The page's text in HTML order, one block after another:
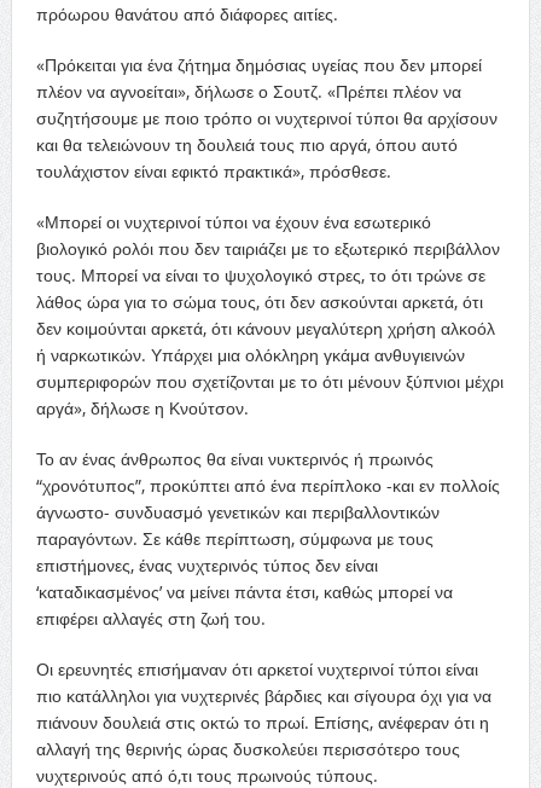
πρόωρου θανάτου από διάφορες αιτίες.
«Πρόκειται για ένα ζήτημα δημόσιας υγείας που δεν μπορεί
πλέον να αγνοείται», δήλωσε ο Σουτζ. «Πρέπει πλέον να
συζητήσουμε με ποιο τρόπο οι νυχτερινοί τύποι θα αρχίσουν
και θα τελειώνουν τη δουλειά τους πιο αργά, όπου αυτό
τουλάχιστον είναι εφικτό πρακτικά», πρόσθεσε.
«Μπορεί οι νυχτερινοί τύποι να έχουν ένα εσωτερικό
βιολογικό ρολόι που δεν ταιριάζει με το εξωτερικό περιβάλλον
τους. Μπορεί να είναι το ψυχολογικό στρες, το ότι τρώνε σε
λάθος ώρα για το σώμα τους, ότι δεν ασκούνται αρκετά, ότι
δεν κοιμούνται αρκετά, ότι κάνουν μεγαλύτερη χρήση αλκοόλ
ή ναρκωτικών. Υπάρχει μια ολόκληρη γκάμα ανθυγιεινών
συμπεριφορών που σχετίζονται με το ότι μένουν ξύπνιοι μέχρι
αργά», δήλωσε η Κνούτσον.
Το αν ένας άνθρωπος θα είναι νυκτερινός ή πρωινός
“χρονότυπος”, προκύπτει από ένα περίπλοκο -και εν πολλοίς
άγνωστο- συνδυασμό γενετικών και περιβαλλοντικών
παραγόντων. Σε κάθε περίπτωση, σύμφωνα με τους
επιστήμονες, ένας νυχτερινός τύπος δεν είναι
‘καταδικασμένος’ να μείνει πάντα έτσι, καθώς μπορεί να
επιφέρει αλλαγές στη ζωή του.
Οι ερευνητές επισήμαναν ότι αρκετοί νυχτερινοί τύποι είναι
πιο κατάλληλοι για νυχτερινές βάρδιες και σίγουρα όχι για να
πιάνουν δουλειά στις οκτώ το πρωί. Επίσης, ανέφεραν ότι η
αλλαγή της θερινής ώρας δυσκολεύει περισσότερο τους
νυχτερινούς από ό,τι τους πρωινούς τύπους.